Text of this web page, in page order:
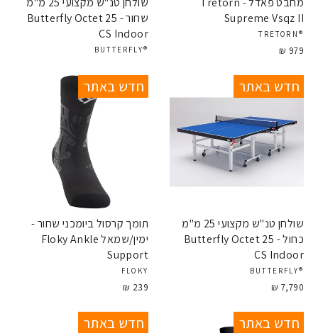
Supreme Vsqz II
®TRETORN
979 ₪
שחור - Butterfly Octet 25
CS Indoor
®BUTTERFLY
חדש באתר
שולחן טנ"ש מקצועי 25 מ"מ
כחול - Butterfly Octet 25
CS Indoor
®BUTTERFLY
7,790 ₪
חדש באתר
תומך קרסול ביומכני שחור -
ימין/שמאל Floky Ankle
Support
FLOKY
239 ₪
חדש באתר חדש באתר